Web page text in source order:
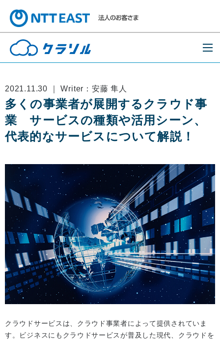
2021.11.30 ｜ Writer：安藤 隼人
多くの事業者が展開するクラウド事
業 サービスの種類や活用シーン、
代表的なサービスについて解説！
クラウドサービスは、クラウド事業者によって提供されていま
す。ビジネスにもクラウドサービスが普及した現代、クラウドを